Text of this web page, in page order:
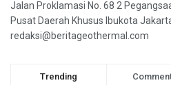
Jalan Proklamasi No. 68 2
Pusat Daerah Khusus Ibukota
redaksi@beritageothermal.com
Trending